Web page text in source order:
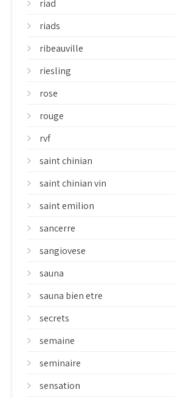
riad
riads
ribeauville
riesling
rose
rouge
rvf
saint chinian
saint chinian vin
saint emilion
sancerre
sangiovese
sauna
sauna bien etre
secrets
semaine
seminaire
sensation